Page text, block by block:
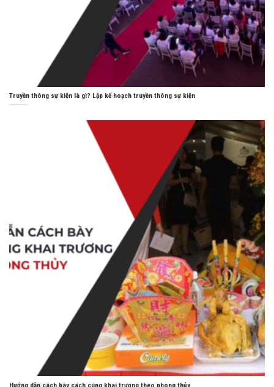
Truyền thông sự kiện là gì? Lập kế hoạch truyền thông sự kiện